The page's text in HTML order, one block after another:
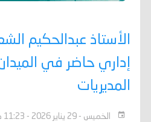
الأستاذ عبدالحكيم
إداري حاضر في
المديريات
الخميس - 29 يناير 2026 - 11:23 ص بتوقيت عدن